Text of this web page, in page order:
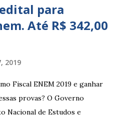
para
Até R$ 342,00
2019
Fiscal ENEM 2019 e ganhar
provas? O Governo
Nacional de Estudos e